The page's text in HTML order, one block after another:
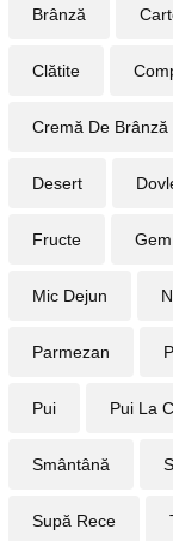
Brânză
Clătite
Cremă De Brânză
Desert
Fructe Gem
Mic Dejun
Parmezan
Pui Pui La
Smântână
Supă Rece